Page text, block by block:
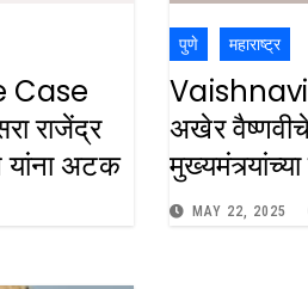
Case
राजेंद्र
अटक
पुणे महाराष्ट्र
अखेर
MAY 22, 2025